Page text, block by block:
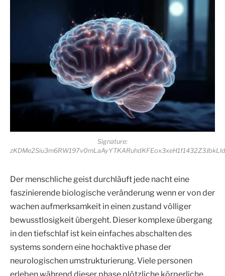
Signature:
Der menschliche geist durchläuft jede nacht eine
faszinierende biologische veränderung wenn er von der
wachen aufmerksamkeit in einen zustand völliger
bewusstlosigkeit übergeht. Dieser komplexe übergang
in den tiefschlaf ist kein einfaches abschalten des
systems sondern eine hochaktive phase der
neurologischen umstrukturierung. Viele personen